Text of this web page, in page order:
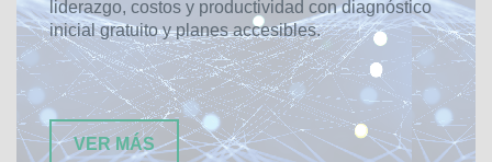
liderazgo, costos y productividad con diagnóstico
inicial gratuito y planes accesibles.
VER MÁS